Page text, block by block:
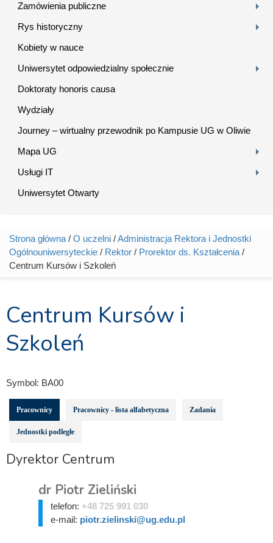
Zamówienia publiczne
Rys historyczny
Kobiety w nauce
Uniwersytet odpowiedzialny społecznie
Doktoraty honoris causa
Wydziały
Journey – wirtualny przewodnik po Kampusie UG w Oliwie
Mapa UG
Usługi IT
Uniwersytet Otwarty
Jesteś tutaj
Strona główna / O uczelni /Administracja Rektora i Jednostki
Ogólnouniwersyteckie / Rektor / Prorektor ds. Kształcenia /
Centrum Kursów i Szkoleń
Centrum Kursów i
Szkoleń
Symbol: BA00
Pracownicy Pracownicy - lista alfabetyczna Zadania
Jednostki podległe
Dyrektor Centrum
dr Piotr Zieliński
telefon: +48 725 991 030
e-mail: piotr.zielinski@ug.edu.pl